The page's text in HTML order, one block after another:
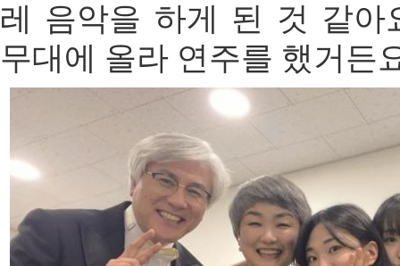
레 음악을 하게 된 것 같아
무대에 올라 연주를 했거든